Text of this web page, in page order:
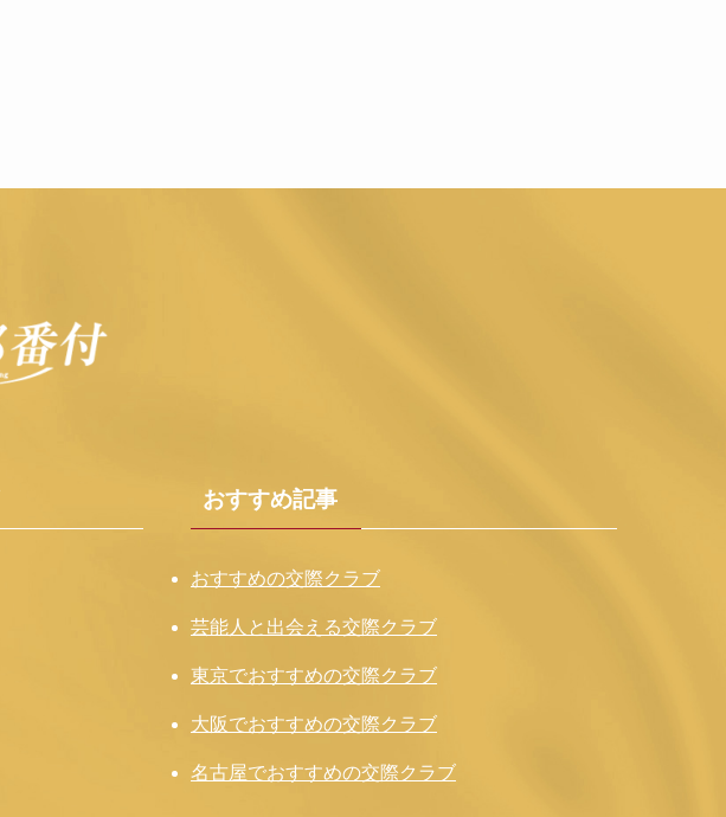
おすすめ記事
おすすめの交際クラブ
芸能人と出会える交際クラブ
東京でおすすめの交際クラブ
大阪でおすすめの交際クラブ
名古屋でおすすめの交際クラブ